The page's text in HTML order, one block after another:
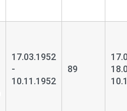
17.03.1952
-
10.11.1952
89